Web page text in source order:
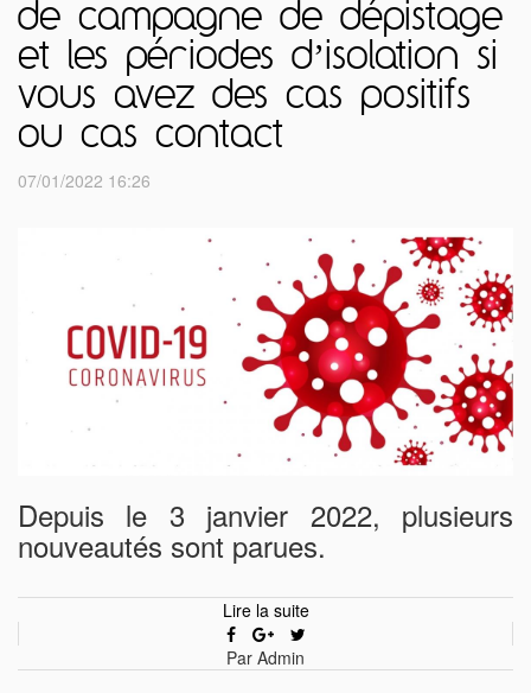
de campagne de dépistage
et les périodes d’isolation si
vous avez des cas positifs
ou cas contact
07/01/2022 16:26
Depuis le 3 janvier 2022, plusieurs
nouveautés sont parues.
Lire la suite
Par Admin